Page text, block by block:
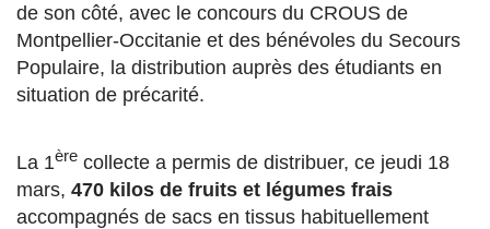
de son côté, avec le concours du CROUS de
Montpellier-Occitanie et des bénévoles du Secours
Populaire, la distribution auprès des étudiants en
situation de précarité.
La 1ère collecte a permis de distribuer, ce jeudi 18
mars, 470 kilos de fruits et légumes frais
accompagnés de sacs en tissus habituellement